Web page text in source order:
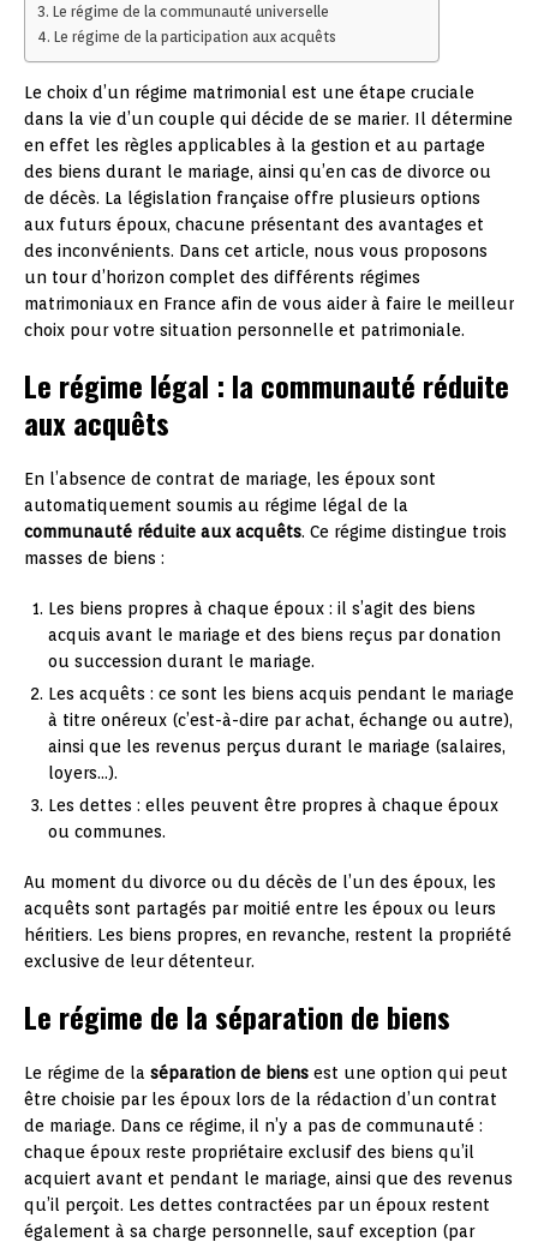
Le régime de la communauté universelle
Le régime de la participation aux acquêts
Le choix d’un régime matrimonial est une étape cruciale
dans la vie d’un couple qui décide de se marier. Il détermine
en effet les règles applicables à la gestion et au partage
des biens durant le mariage, ainsi qu’en cas de divorce ou
de décès. La législation française offre plusieurs options
aux futurs époux, chacune présentant des avantages et
des inconvénients. Dans cet article, nous vous proposons
un tour d’horizon complet des différents régimes
matrimoniaux en France afin de vous aider à faire le meilleur
choix pour votre situation personnelle et patrimoniale.
Le régime légal : la communauté réduite
aux acquêts
En l’absence de contrat de mariage, les époux sont
automatiquement soumis au régime légal de la
communauté réduite aux acquêts. Ce régime distingue trois
masses de biens :
Les biens propres à chaque époux : il s’agit des biens
acquis avant le mariage et des biens reçus par donation
ou succession durant le mariage.
Les acquêts : ce sont les biens acquis pendant le mariage
à titre onéreux (c’est-à-dire par achat, échange ou autre),
ainsi que les revenus perçus durant le mariage (salaires,
loyers…).
Les dettes : elles peuvent être propres à chaque époux
ou communes.
Au moment du divorce ou du décès de l’un des époux, les
acquêts sont partagés par moitié entre les époux ou leurs
héritiers. Les biens propres, en revanche, restent la propriété
exclusive de leur détenteur.
Le régime de la séparation de biens
Le régime de la séparation de biens est une option qui peut
être choisie par les époux lors de la rédaction d’un contrat
de mariage. Dans ce régime, il n’y a pas de communauté :
chaque époux reste propriétaire exclusif des biens qu’il
acquiert avant et pendant le mariage, ainsi que des revenus
qu’il perçoit. Les dettes contractées par un époux restent
également à sa charge personnelle, sauf exception (par